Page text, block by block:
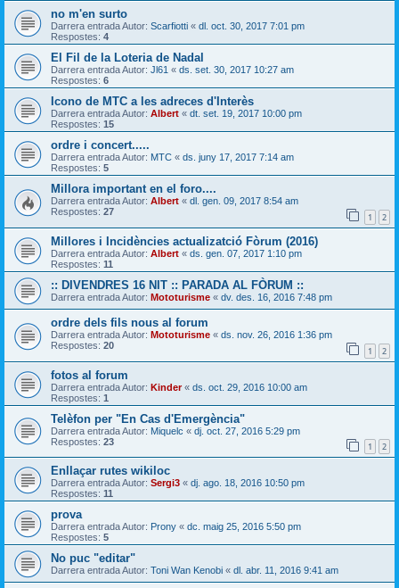
no m'en surto
Darrera entrada Autor: Scarfiotti « dl. oct. 30, 2017 7:01 pm
Respostes: 4
El Fil de la Loteria de Nadal
Darrera entrada Autor: Jl61 « ds. set. 30, 2017 10:27 am
Respostes: 6
Icono de MTC a les adreces d'Interès
Darrera entrada Autor: Albert « dt. set. 19, 2017 10:00 pm
Respostes: 15
ordre i concert.....
Darrera entrada Autor: MTC « ds. juny 17, 2017 7:14 am
Respostes: 5
Millora important en el foro....
Darrera entrada Autor: Albert « dl. gen. 09, 2017 8:54 am
Respostes: 27 1 2
Millores i Incidències actualizatció Fòrum (2016)
Darrera entrada Autor: Albert « ds. gen. 07, 2017 1:10 pm
Respostes: 11
:: DIVENDRES 16 NIT :: PARADA AL FÒRUM ::
Darrera entrada Autor: Mototurisme « dv. des. 16, 2016 7:48 pm
ordre dels fils nous al forum
Darrera entrada Autor: Mototurisme « ds. nov. 26, 2016 1:36 pm
Respostes: 20 1 2
fotos al forum
Darrera entrada Autor: Kinder« ds. oct. 29, 2016 10:00 am
Respostes: 1
Telèfon per "En Cas d'Emergència"
Darrera entrada Autor: Miquelc « dj. oct. 27, 2016 5:29 pm
Respostes: 23 1 2
Enllaçar rutes wikiloc
Darrera entrada Autor: Sergi3 « dj. ago. 18, 2016 10:50 pm
Respostes: 11
prova
Darrera entrada Autor: Prony « dc. maig 25, 2016 5:50 pm
Respostes: 5
No puc "editar"
Darrera entrada Autor: Toni Wan Kenobi « dl. abr. 11, 2016 9:41 am